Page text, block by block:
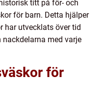
titt på för- och
för barn. Detta hjälper
har utvecklats över tid
med varje
för